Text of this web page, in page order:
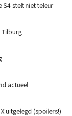
S4 stelt niet teleur
Tilburg
actueel
uitgelegd (spoilers!)